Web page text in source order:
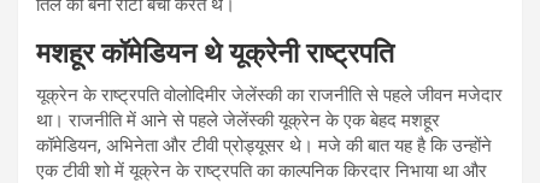
तिल की बनी रोटी बेचा करते थे।
मशहूर कॉमेडियन थे यूक्रेनी राष्ट्रपति
यूक्रेन के राष्ट्रपति वोलोदिमीर जेलेंस्की का राजनीति से पहले जीवन मजेदार
था। राजनीति में आने से पहले जेलेंस्की यूक्रेन के एक बेहद मशहूर
कॉमेडियन, अभिनेता और टीवी प्रोड्यूसर थे। मजे की बात यह है कि उन्होंने
एक टीवी शो में यूक्रेन के राष्ट्रपति का काल्पनिक किरदार निभाया था और